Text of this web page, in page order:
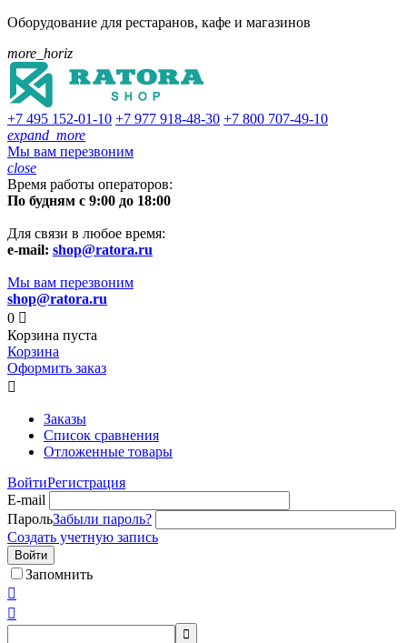
Оборудование для рестаранов, кафе и магазинов
more_horiz
+7 495 152-01-10 +7 977 918-48-30 +7 800 707-49-10
expand_more
Мы вам перезвоним
close
Время работы операторов:
По будням с 9:00 до 18:00
Для связи в любое время:
e-mail: shop@ratora.ru
Мы вам перезвоним
shop@ratora.ru
0 
Корзина пуста
Корзина
Оформить заказ

Заказы
Список сравнения
Отложенные товары
ВойтиРегистрация
E-mail
ПарольЗабыли пароль?
Создать учетную запись
Войти
Запомнить


